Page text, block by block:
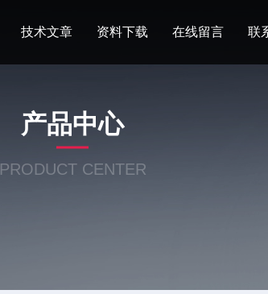
技术文章 资料下载 在线留言 联
产品中心
PRODUCT CENTER